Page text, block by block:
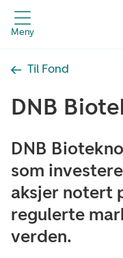
Meny
Til Fond
DNB
DNB
som
aksjer notert
regulerte
verden.